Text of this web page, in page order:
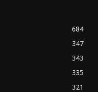
684
347
343
335
321